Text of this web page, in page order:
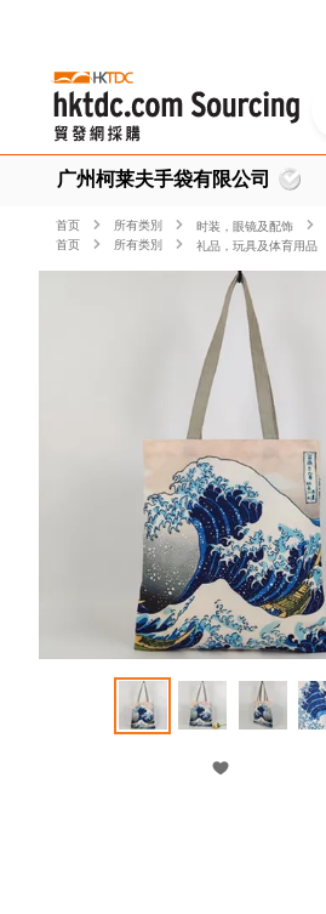
广州柯莱夫手袋有限公司
首页 所有类別 时装，眼镜及配饰
首页
所有类別 礼品，玩具及体育用品